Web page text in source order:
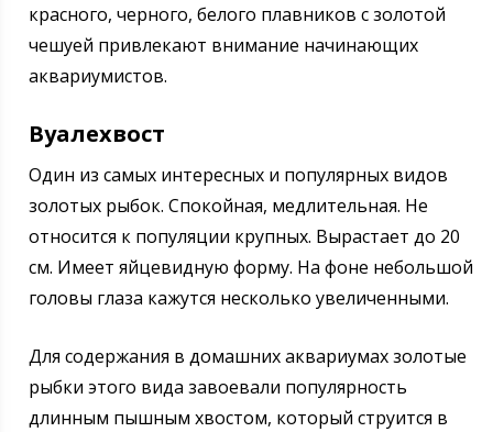
красного, черного, белого плавников с золотой
чешуей привлекают внимание начинающих
аквариумистов.
Вуалехвост
Один из самых интересных и популярных видов
золотых рыбок. Спокойная, медлительная. Не
относится к популяции крупных. Вырастает до 20
см. Имеет яйцевидную форму. На фоне небольшой
головы глаза кажутся несколько увеличенными.
Для содержания в домашних аквариумах золотые
рыбки этого вида завоевали популярность
длинным пышным хвостом, который струится в